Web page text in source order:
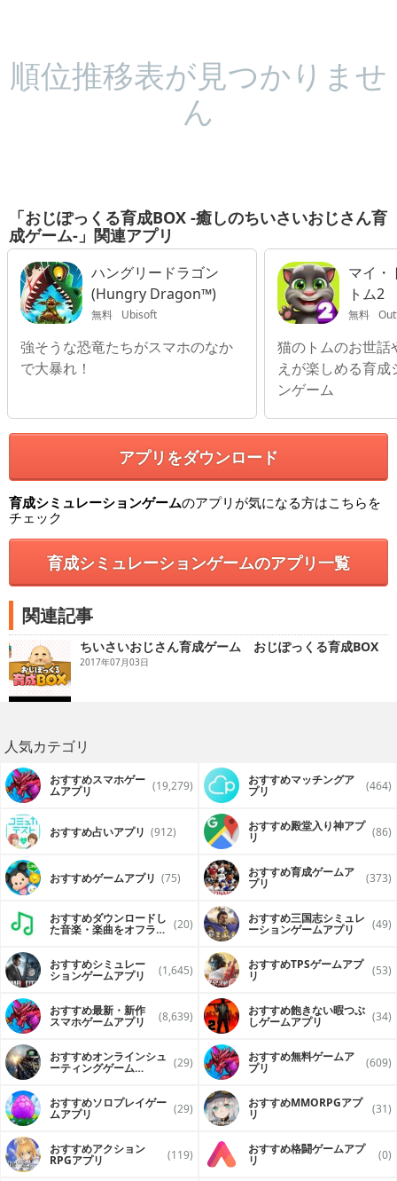
順位推移表が見つかりませ
ん
「おじぽっくる育成BOX -癒しのちいさいおじさん育
成ゲーム-」関連アプリ
ハングリードラゴン
(Hungry Dragon™)
無料 Ubisoft
強そうな恐竜たちがスマホのなか
で大暴れ！
マイ・
トム2
無料
猫のトムのお世話
えが楽しめる育
ンゲーム
アプリをダウンロード
育成シミュレーションゲームのアプリが気になる方はこちらを
チェック
育成シミュレーションゲームのアプリ一覧
関連記事
ちいさいおじさん育成ゲーム おじぽっくる育成BOX
2017年07月03日
人気カテゴリ
おすすめスマホゲー
ムアプリ (19,279) おすすめマッチングア
プリ (464)
おすすめ占いアプリ (912) おすすめ殿堂入り神アプ
リ (86)
おすすめゲームアプリ (75) おすすめ育成ゲームア
プリ (373)
おすすめダウンロードし
た音楽・楽曲をオフライ (20) おすすめ三国志シミュレ
ーションゲームアプリ (49)
おすすめシミュレー
ションゲームアプリ (1,645) おすすめTPSゲームアプ
リ (53)
おすすめ最新・新作
スマホゲームアプリ (8,639) おすすめ飽きない暇つぶ
しゲームアプリ (34)
おすすめオンラインシュ
ーティングゲーム (29) おすすめ無料ゲームア
プリ (609)
おすすめソロプレイゲー
ムアプリ (29) おすすめ MMORPGアプ
リ (31)
おすすめアクション
RPGアプリ (119) おすすめ格闘ゲームアプ
リ (0)